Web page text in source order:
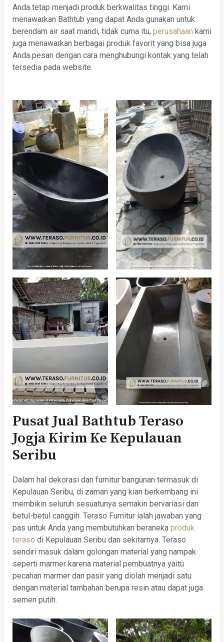
Anda tetap menjadi produk berkwalitas tinggi. Kami
menawarkan Bathtub yang dapat Anda gunakan untuk
berendam air saat mandi, tidak cuma itu, perusahaan kami
juga menawarkan berbagai produk favorit yang bisa juga
Anda pesan dengan cara menghubungi kontak yang telah
tersedia pada website.
Pusat Jual Bathtub Teraso
Jogja Kirim Ke Kepulauan
Seribu
Dalam hal dekorasi dan furnitur bangunan termasuk di
Kepulauan Seribu, di zaman yang kian berkembang ini
membikin seluruh sesuatunya semakin bervariasi dan
betul-betul canggih. Teraso Furnitur ialah jawaban yang
pas untuk Anda yang membutuhkan beraneka produk
teraso di Kepulauan Seribu dan sekitarnya. Teraso
sendiri masuk dalam golongan material yang nampak
seperti marmer karena material pembuatnya yaitu
pecahan marmer dan pasir yang diolah menjadi satu
dengan material tambahan berupa resin atau dapat juga
semen putih.